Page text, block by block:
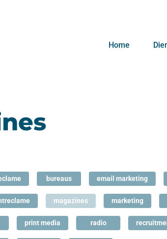
Home
bureaus email marketing
magazines marketing
print media radio